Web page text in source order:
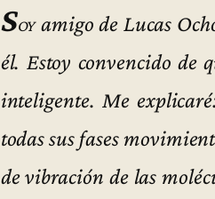
Soyamigo de Lucas
él. Estoy convencido de
inteligente. Me
todas sus fases
de vibración de las